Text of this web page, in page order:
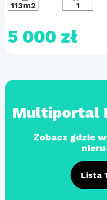
113m2 1
5 000 zł
Multiportal
Zobacz gdzie
Lista